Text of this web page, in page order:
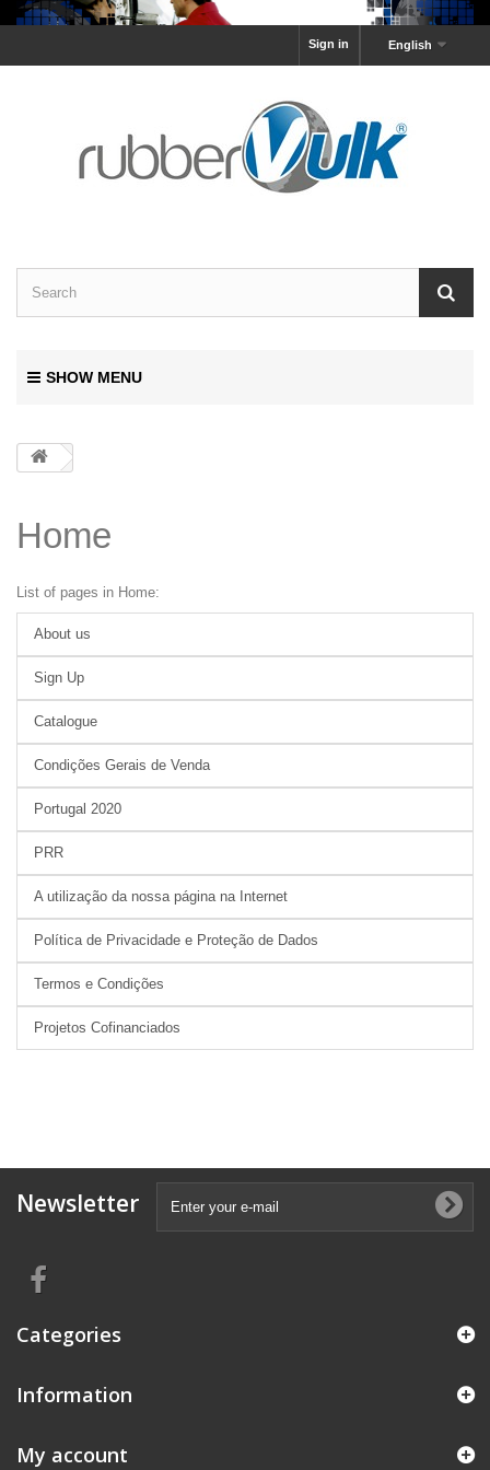
English
Sign in
SHOW MENU
Home
List of pages in Home:
About us
Sign Up
Catalogue
Condições Gerais de Venda
Portugal 2020
PRR
A utilização da nossa página na Internet
Política de Privacidade e Proteção de Dados
Termos e Condições
Projetos Cofinanciados
Newsletter
Categories
Information
My account